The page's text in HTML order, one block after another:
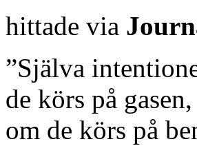
hittade via
”Själva
de körs på
om de körs på